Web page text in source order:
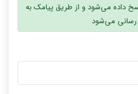
داده می‌شود و از طریق پیامک به
رسانی می‌شود